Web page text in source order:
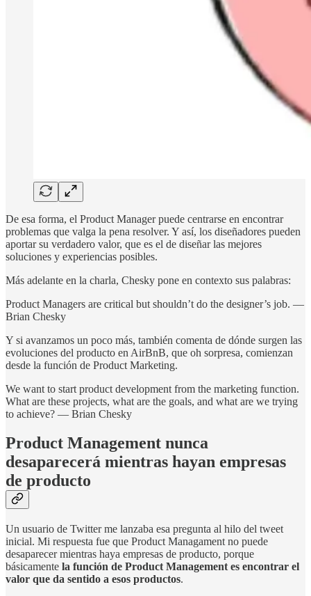
De esa forma, el Product Manager puede centrarse en encontrar
problemas que valga la pena resolver. Y así, los diseñadores pueden
aportar su verdadero valor, que es el de diseñar las mejores
soluciones y experiencias posibles.
Más adelante en la charla, Chesky pone en contexto sus palabras:
Product Managers are critical but shouldn’t do the designer’s job. —
Brian Chesky
Y si avanzamos un poco más, también comenta de dónde surgen las
evoluciones del producto en AirBnB, que oh sorpresa, comienzan
desde la función de Product Marketing.
We want to start product development from the marketing function.
What are these projects, what are the goals, and what are we trying
to achieve? — Brian Chesky
Product Management nunca
desaparecerá mientras hayan empresas
de producto
Un usuario de Twitter me lanzaba esa pregunta al hilo del tweet
inicial. Mi respuesta fue que Product Managament no puede
desaparecer mientras haya empresas de producto, porque
básicamente la función de Product Management es encontrar el
valor que da sentido a esos productos.